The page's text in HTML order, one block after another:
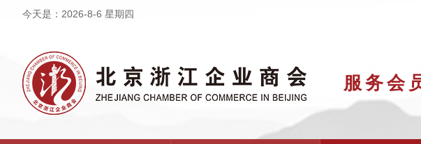
今天是： 2026-8-6 星期四
服务会